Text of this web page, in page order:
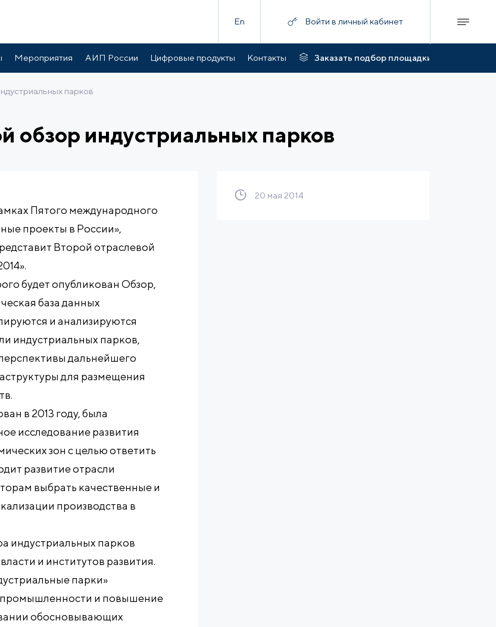
En Войти в личный кабинет
Мероприятия АИП России Цифровые продукты Контакты Заказать подбор площадки
парков
обзор индустриальных парков
Пятого международного
проекты в России»,
Второй отраслевой
будет опубликован Обзор,
база данных
и анализируются
индустриальных парков,
дальнейшего
для размещения
в 2013 году, была
исследование развития
зон с целью ответить
развитие отрасли
выбрать качественные и
производства в
индустриальных парков
и институтов развития.
парки»
промышленности и повышение
обосновывающих
20 мая 2014